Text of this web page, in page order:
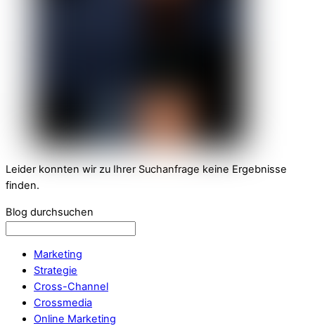
Leider konnten wir zu Ihrer Suchanfrage keine Ergebnisse
finden.
Blog durchsuchen
Marketing
Strategie
Cross-Channel
Crossmedia
Online Marketing